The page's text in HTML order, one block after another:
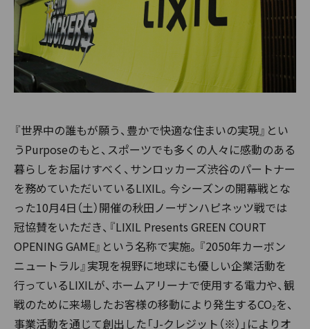
『世界中の誰もが願う、豊かで快適な住まいの実現』とい
うPurposeのもと、スポーツでも多くの人々に感動のある
暮らしをお届けすべく、サンロッカーズ渋谷のパートナー
を務めていただいているLIXIL。今シーズンの開幕戦とな
った10月4日（土）開催の秋田ノーザンハピネッツ戦では
冠協賛をいただき、『LIXIL Presents GREEN COURT
OPENING GAME』という名称で実施。『2050年カーボン
ニュートラル』実現を視野に地球にも優しい企業活動を
行っているLIXILが、ホームアリーナで使用する電力や、観
戦のために来場したお客様の移動により発生するCO₂を、
事業活動を通じて創出した「J-クレジット（※）」によりオ